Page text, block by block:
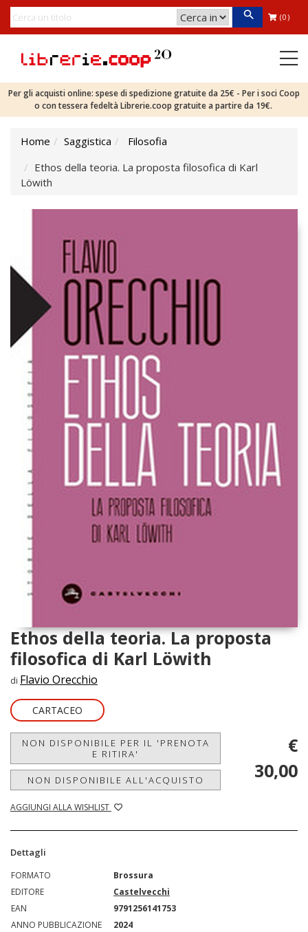
(0)
Per gli acquisti online: spese di spedizione gratuite da 25€ - Per i soci Coop
o con tessera fedeltà Librerie.coop gratuite a partire da 19€.
Home Saggistica
Filosofia
Ethos della teoria. La proposta filosofica di Karl
Löwith
Ethos della teoria. La proposta
filosofica di Karl Löwith
di Flavio Orecchio
CARTACEO
NON DISPONIBILE PER IL 'PRENOTA
E RITIRA'
NON DISPONIBILE ALL'ACQUISTO
AGGIUNGI ALLA WISHLIST
€
30,00
Dettagli
FORMATO
Brossura
EDITORE
Castelvecchi
EAN
9791256141753
ANNO PUBBLICAZIONE
2024